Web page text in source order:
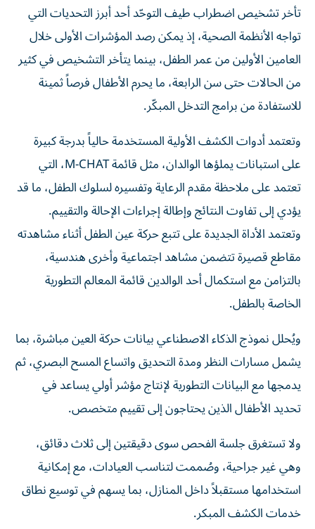
تأخر تشخيص اضطراب طيف التوحّد أحد أبرز التحديات التي
تواجه الأنظمة الصحية، إذ يمكن رصد المؤشرات الأولى خلال
العامين الأولين من عمر الطفل، بينما يتأخر التشخيص في كثير
من الحالات حتى سن الرابعة، ما يحرم الأطفال فرصاً ثمينة
للاستفادة من برامج التدخل المبكّر.
وتعتمد أدوات الكشف الأولية المستخدمة حالياً بدرجة كبيرة
على استبانات يملؤها الوالدان، مثل قائمة M-CHAT، التي
تعتمد على ملاحظة مقدم الرعاية وتفسيره لسلوك الطفل، ما قد
يؤدي إلى تفاوت النتائج وإطالة إجراءات الإحالة والتقييم.
وتعتمد الأداة الجديدة على تتبع حركة عين الطفل أثناء مشاهدته
مقاطع قصيرة تتضمن مشاهد اجتماعية وأخرى هندسية،
بالتزامن مع استكمال أحد الوالدين قائمة المعالم التطورية
الخاصة بالطفل.
ويُحلل نموذج الذكاء الاصطناعي بيانات حركة العين مباشرة، بما
يشمل مسارات النظر ومدة التحديق واتساع المسح البصري، ثم
يدمجها مع البيانات التطورية لإنتاج مؤشر أولي يساعد في
تحديد الأطفال الذين يحتاجون إلى تقييم متخصص.
ولا تستغرق جلسة الفحص سوى دقيقتين إلى ثلاث دقائق،
وهي غير جراحية، وصُممت لتناسب العيادات، مع إمكانية
استخدامها مستقبلاً داخل المنازل، بما يسهم في توسيع نطاق
خدمات الكشف المبكر.